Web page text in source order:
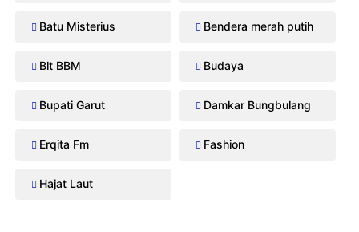
Batu Misterius Bendera merah putih
Blt BBM Budaya
Bupati Garut Damkar Bungbulang
Erqita Fm Fashion
Hajat Laut